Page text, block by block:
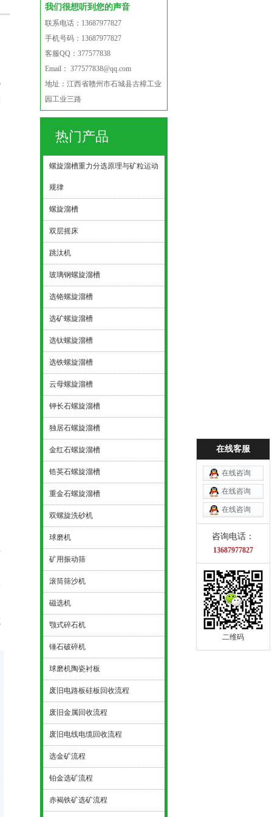
我们很想听到您的声音
联系电话：13687977827
手机号码：13687977827
客服QQ：377577838
Email： 377577838@qq.com
地址：江西省赣州市石城县古樟工业
园工业三路
热门产品
螺旋溜槽重力分选原理与矿粒运动
规律
螺旋溜槽
双层摇床
跳汰机
玻璃钢螺旋溜槽
选铬螺旋溜槽
选矿螺旋溜槽
选钛螺旋溜槽
选铁螺旋溜槽
云母螺旋溜槽
钾长石螺旋溜槽
独居石螺旋溜槽
金红石螺旋溜槽
锆英石螺旋溜槽
重金石螺旋溜槽
双螺旋洗砂机
球磨机
矿用振动筛
滚筒筛沙机
磁选机
颚式碎石机
锤石破碎机
球磨机陶瓷衬板
废旧电路板硅板回收流程
废旧金属回收流程
废旧电线电缆回收流程
选金矿流程
铂金选矿流程
赤褐铁矿选矿流程
在线客服
在线咨询
在线咨询
在线咨询
咨询电话：
13687977827
二维码